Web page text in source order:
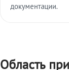
документации.
Область